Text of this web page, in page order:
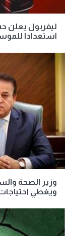
ليفربول يعلن
استعدادا
وزير الصحة
ويغطي